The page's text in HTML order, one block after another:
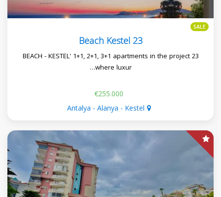
SALE
23 Beach Kestel
23 BEACH - KESTEL' 1+1, 2+1, 3+1 apartments in the project
where luxur…
€255.000
Antalya - Alanya - Kestel